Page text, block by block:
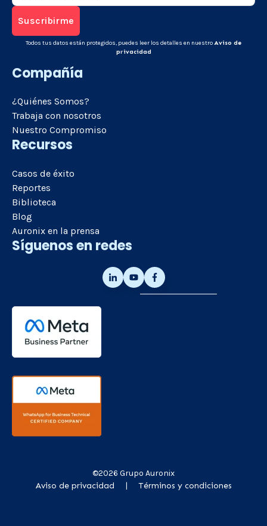
Todos tus datos están protegidos, puedes leer los detalles en nuestroAviso de
privacidad
Compañía
¿Quiénes Somos?
Trabaja con nosotros
Nuestro Compromiso
Recursos
Casos de éxito
Reportes
Biblioteca
Blog
Auronix en la prensa
Síguenos en redes
©2026 Grupo Auronix
Aviso de privacidad
Términos y condiciones